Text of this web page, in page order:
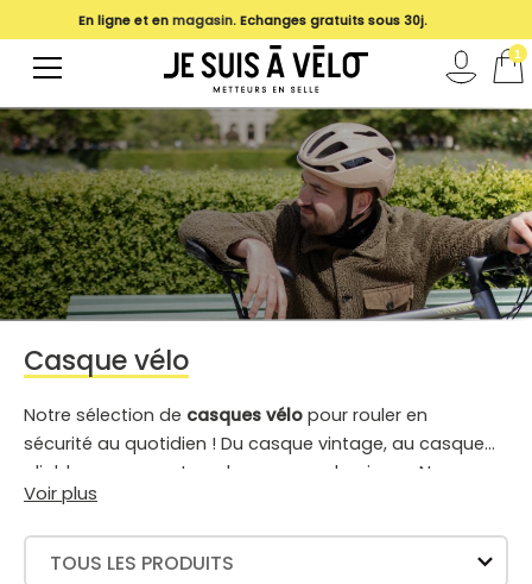
Casque vélo
Notre sélection de casques vélo pour rouler en
sécurité au quotidien ! Du casque vintage, au casque
pliable, en passant par les casques lumineux. Nos
meilleurs casques urbains à découvrir, pour les adultes
(homme et femme) et enfants. 0 compromis sur le
look (casque élégant), la performance (légers et
Voir plus
TOUS LES PRODUITS
magasin
Vêtements, accessoires et matériel pour le vélo urbain
1